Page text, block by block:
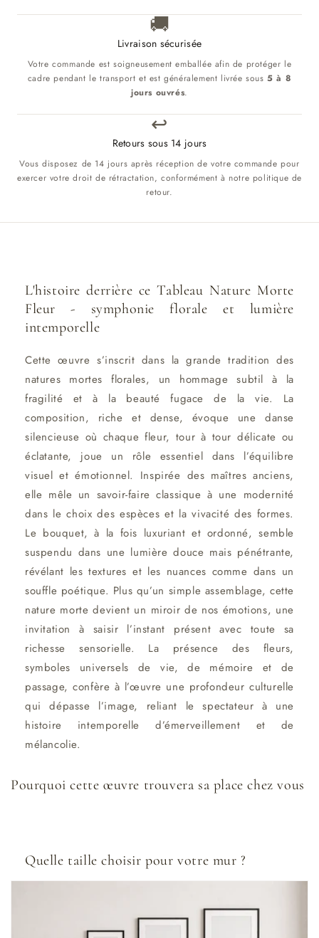
🚚
Livraison sécurisée
Votre commande est soigneusement emballée afin de protéger le
cadre pendant le transport et est généralement livrée sous5 à 8
jours ouvrés.
↩️
Retours sous 14 jours
Vous disposez de 14 jours après réception de votre commande pour
exercer votre droit de rétractation, conformément à notre politique de
retour.
L'histoire derrière ce Tableau Nature Morte
Fleur - symphonie florale et lumière
intemporelle
Cette œuvre s’inscrit dans la grande tradition des
natures mortes florales, un hommage subtil à la
fragilité et à la beauté fugace de la vie. La
composition, riche et dense, évoque une danse
silencieuse où chaque fleur, tour à tour délicate ou
éclatante, joue un rôle essentiel dans l’équilibre
visuel et émotionnel. Inspirée des maîtres anciens,
elle mêle un savoir-faire classique à une modernité
dans le choix des espèces et la vivacité des formes.
Le bouquet, à la fois luxuriant et ordonné, semble
suspendu dans une lumière douce mais pénétrante,
révélant les textures et les nuances comme dans un
souffle poétique. Plus qu’un simple assemblage, cette
nature morte devient un miroir de nos émotions, une
invitation à saisir l’instant présent avec toute sa
richesse sensorielle. La présence des fleurs,
symboles universels de vie, de mémoire et de
passage, confère à l’œuvre une profondeur culturelle
qui dépasse l’image, reliant le spectateur à une
histoire intemporelle d’émerveillement et de
mélancolie.
Pourquoi cette œuvre trouvera sa place chez vous
Quelle taille choisir pour votre mur ?